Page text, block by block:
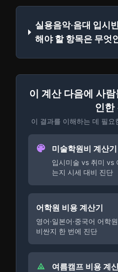
실용음악·음대 입시
해야 할 항목은 무엇
이 계산 다음에 사
인한
이 결과를 이해하는 데 필
미술학원비 계산기
입시미술 vs 취미 vs
는지 시세 대비 진단
어학원 비용 계산기
영어·일본어·중국어 어학
비싼지 한 번에 진단
여름캠프 비용 계